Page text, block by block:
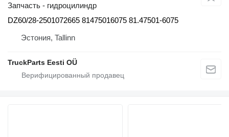
Запчасть - гидроцилиндр
DZ60/28-2501072665 81475016075 81.47501-6075
Эстония, Tallinn
TruckParts Eesti OÜ